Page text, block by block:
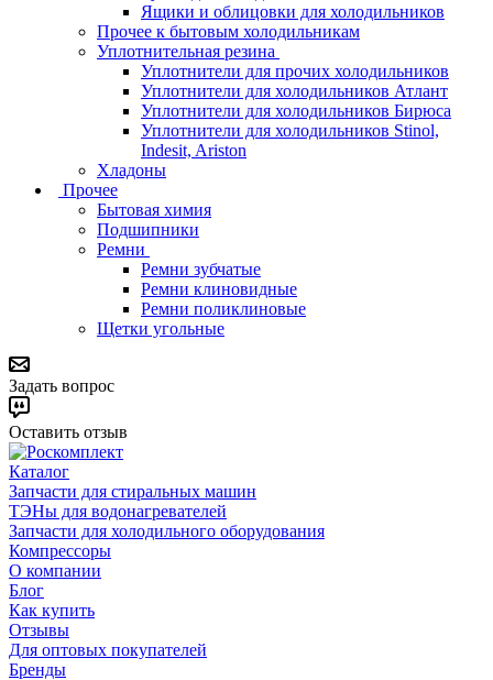
Ящики и облицовки для холодильников
Прочее к бытовым холодильникам
Уплотнительная резина
Уплотнители для прочих холодильников
Уплотнители для холодильников Атлант
Уплотнители для холодильников Бирюса
Уплотнители для холодильников Stinol,
Indesit, Ariston
Хладоны
Прочее
Бытовая химия
Подшипники
Ремни
Ремни зубчатые
Ремни клиновидные
Ремни поликлиновые
Щетки угольные
Задать вопрос
Оставить отзыв
Каталог
Запчасти для стиральных машин
ТЭНы для водонагревателей
Запчасти для холодильного оборудования
Компрессоры
О компании
Блог
Как купить
Отзывы
Для оптовых покупателей
Бренды